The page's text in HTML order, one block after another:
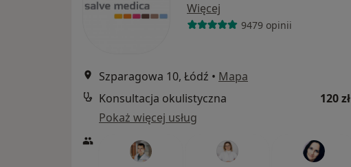
Więcej
9479 opinii
Szparagowa 10, Łódź • Mapa
Konsultacja okulistyczna
120 zł
Pokaż więcej usług